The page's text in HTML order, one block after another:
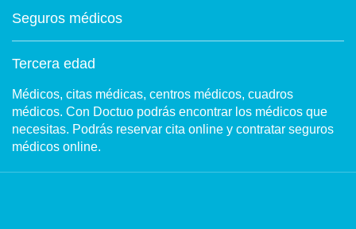
Seguros médicos
Tercera edad
Médicos, citas médicas, centros médicos, cuadros
médicos. Con Doctuo podrás encontrar los médicos que
necesitas. Podrás reservar cita online y contratar seguros
médicos online.